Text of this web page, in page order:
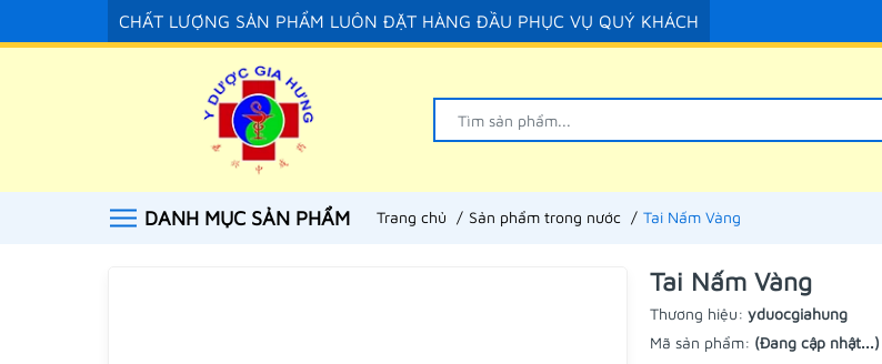
CHẤT LƯỢNG SẢN PHẨM LUÔN ĐẶT HÀNG ĐẦU PHỤC VỤ QUÝ KHÁCH
DANH MỤC SẢN PHẨM Trang chủ Sản phẩm trong nước Tai Nấm Vàng
Tai Nấm Vàng
Thương hiệu: yduocgiahung
Mã sản phẩm: (Đang cập nhật...)